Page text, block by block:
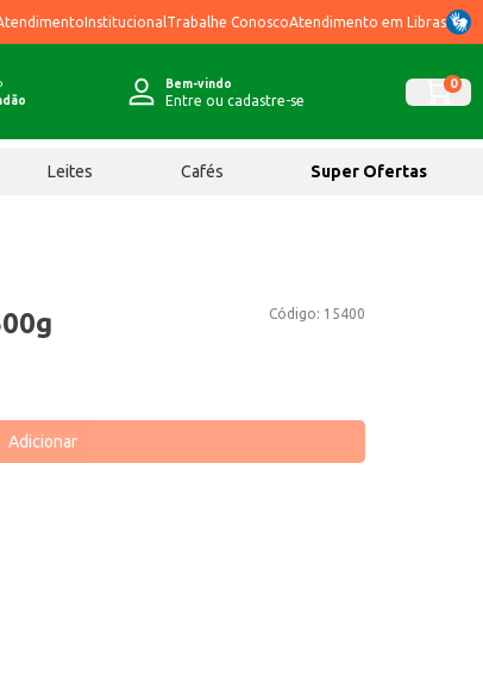
Institucional Trabalhe ConoscoAtendimento em Libras
Bem-vindo
Entre ou cadastre-se
0
Leites Cafés Super Ofertas
Código: 15400
Adicionar